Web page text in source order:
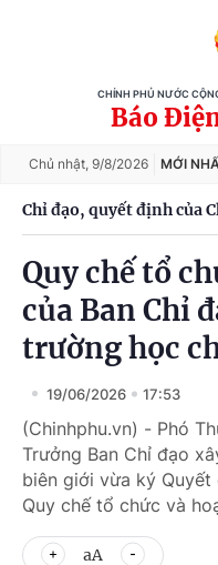
CHÍNH PHỦ NƯỚC
Báo
Chủ nhật, 9/8/2026 MỚI
Chỉ đạo, quyết định của
Quy chế tổ
của Ban Chỉ
trường học
19/06/2026 17:53
(Chinhphu.vn) - Phó
Trưởng Ban Chỉ đạo
biên giới vừa ký
Quy chế tổ chức và
aA